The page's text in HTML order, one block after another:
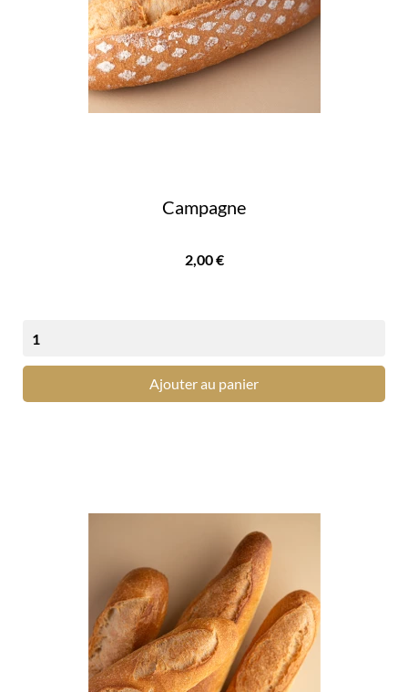
Campagne
Prix
2,00 €
Ajouter au panier